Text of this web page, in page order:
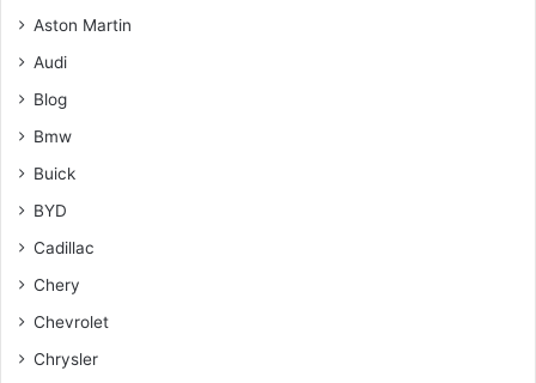
Aston Martin
Audi
Blog
Bmw
Buick
BYD
Cadillac
Chery
Chevrolet
Chrysler